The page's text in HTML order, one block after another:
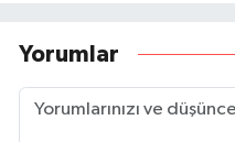
Yorumlar